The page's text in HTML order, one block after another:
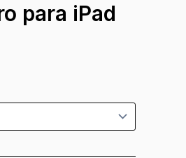
para iPad